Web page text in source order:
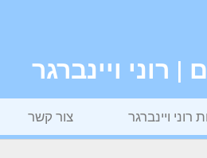
ויינברגר
רוני ויינברגר צור קשר